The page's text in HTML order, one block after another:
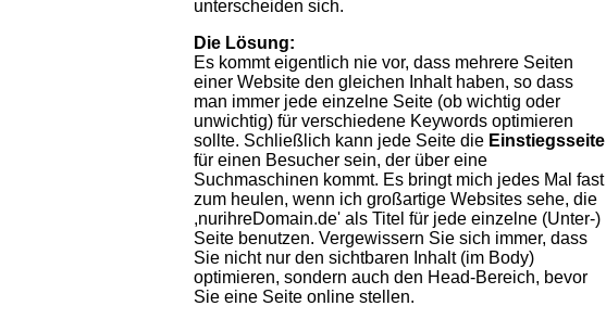
unterscheiden sich.
Die Lösung:
Es kommt eigentlich nie vor, dass mehrere Seiten
einer Website den gleichen Inhalt haben, so dass
man immer jede einzelne Seite (ob wichtig oder
unwichtig) für verschiedene Keywords optimieren
sollte. Schließlich kann jede Seite die Einstiegsseite
für einen Besucher sein, der über eine
Suchmaschinen kommt. Es bringt mich jedes Mal fast
zum heulen, wenn ich großartige Websites sehe, die
,nurihreDomain.de' als Titel für jede einzelne (Unter-)
Seite benutzen. Vergewissern Sie sich immer, dass
Sie nicht nur den sichtbaren Inhalt (im Body)
optimieren, sondern auch den Head-Bereich, bevor
Sie eine Seite online stellen.